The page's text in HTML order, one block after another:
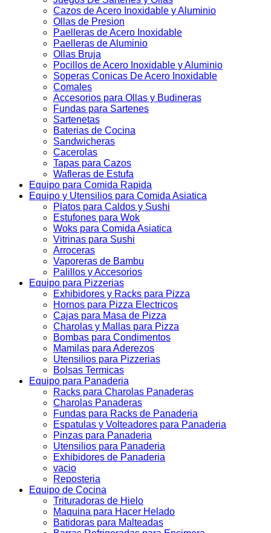
Cazos de Acero Inoxidable y Aluminio
Ollas de Presion
Paelleras de Acero Inoxidable
Paelleras de Aluminio
Ollas Bruja
Pocillos de Acero Inoxidable y Aluminio
Soperas Conicas De Acero Inoxidable
Comales
Accesorios para Ollas y Budineras
Fundas para Sartenes
Sartenetas
Baterias de Cocina
Sandwicheras
Cacerolas
Tapas para Cazos
Wafleras de Estufa
Equipo para Comida Rapida
Equipo y Utensilios para Comida Asiatica
Platos para Caldos y Sushi
Estufones para Wok
Woks para Comida Asiatica
Vitrinas para Sushi
Arroceras
Vaporeras de Bambu
Palillos y Accesorios
Equipo para Pizzerias
Exhibidores y Racks para Pizza
Hornos para Pizza Electricos
Cajas para Masa de Pizza
Charolas y Mallas para Pizza
Bombas para Condimentos
Mamilas para Aderezos
Utensilios para Pizzerias
Bolsas Termicas
Equipo para Panaderia
Racks para Charolas Panaderas
Charolas Panaderas
Fundas para Racks de Panaderia
Espatulas y Volteadores para Panaderia
Pinzas para Panaderia
Utensilios para Panaderia
Exhibidores de Panaderia
vacio
Reposteria
Equipo de Cocina
Trituradoras de Hielo
Maquina para Hacer Helado
Batidoras para Malteadas